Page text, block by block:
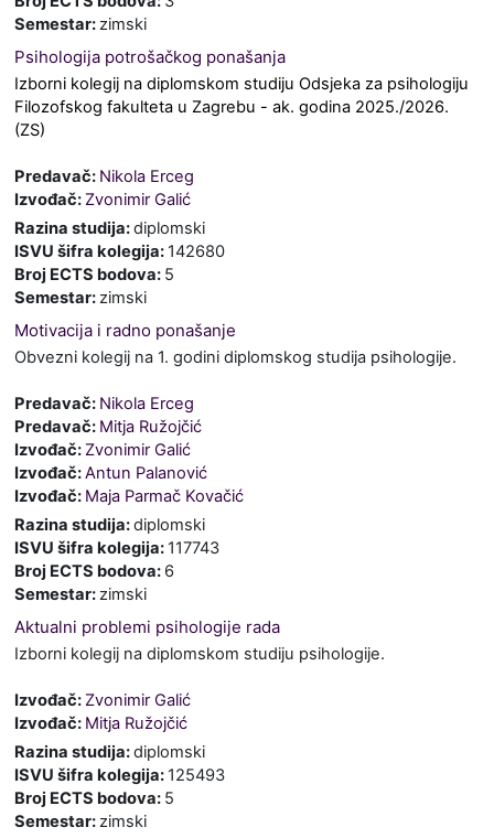
Semestar:zimski
Psihologija potrošačkog ponašanja
Izborni kolegij na diplomskom studiju Odsjeka za psihologiju
Filozofskog fakulteta u Zagrebu - ak. godina 2025./2026.
(ZS)
Predavač: Nikola Erceg
Izvođač: Zvonimir Galić
Razina studija:diplomski
ISVU šifra kolegija: 142680
Broj ECTS bodova: 5
Semestar:zimski
Motivacija i radno ponašanje
Obvezni kolegij na 1. godini diplomskog studija psihologije.
Predavač: Nikola Erceg
Predavač: Mitja Ružojčić
Izvođač: Zvonimir Galić
Izvođač:Antun Palanović
Izvođač: Maja Parmač Kovačić
Razina studija:diplomski
ISVU šifra kolegija: 117743
Broj ECTS bodova: 6
Semestar:zimski
Aktualni problemi psihologije rada
Izborni kolegij na diplomskom studiju psihologije.
Izvođač: Zvonimir Galić
Izvođač: Mitja Ružojčić
Razina studija:diplomski
ISVU šifra kolegija: 125493
Broj ECTS bodova: 5
Semestar:zimski